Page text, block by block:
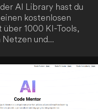
AI Library hast du
kostenlosen
über 1000 KI-Tools,
Netzen und
erforschen und
Die Plattform dient als
und erleichtert dir